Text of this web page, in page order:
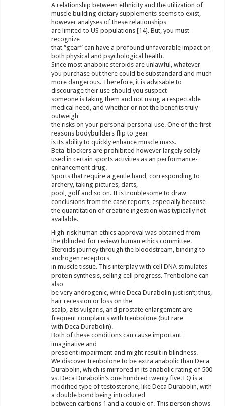
A relationship between ethnicity and the utilization of
muscle building dietary supplements seems to exist,
however analyses of these relationships
are limited to US populations [14]. But, you must
recognize
that “gear” can have a profound unfavorable impact on
both physical and psychological health.
Since most anabolic steroids are unlawful, whatever
you purchase out there could be substandard and much
more dangerous. Therefore, it is advisable to
discourage their use should you suspect
someone is taking them and not using a respectable
medical need, and whether or not the benefits truly
outweigh
the risks on your personal personal use. One of the first
reasons bodybuilders flip to gear
is its ability to quickly enhance muscle mass.
Beta-blockers are prohibited however largely solely
used in certain sports activities as an performance-
enhancement drug.
Sports that require a gentle hand, corresponding to
archery, taking pictures, darts,
pool, golf and so on. It is troublesome to draw
conclusions from the case reports, especially because
the quantitation of creatine ingestion was typically not
available.
High-risk human ethics approval was obtained from
the (blinded for review) human ethics committee.
Steroids journey through the bloodstream, binding to
androgen receptors
in muscle tissue. This interplay with cell DNA stimulates
protein synthesis, selling cell progress. Trenbolone can
also
be very androgenic, while Deca Durabolin just isn’t; thus,
hair recession or loss on the
scalp, zits vulgaris, and prostate enlargement are
frequent complaints with trenbolone (but rare
with Deca Durabolin).
Both of these conditions can cause important
imaginative and
prescient impairment and might result in blindness.
We discover trenbolone to be extra anabolic than Deca
Durabolin, which is mirrored in its anabolic rating of 500
vs. Deca Durabolin’s one hundred twenty five. EQ is a
modified type of testosterone, like Deca Durabolin, with
a double bond being introduced
between carbons 1 and a couple of. This person shows